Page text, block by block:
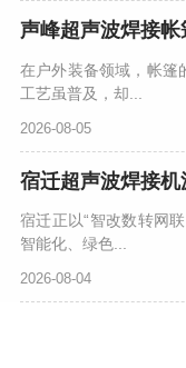
在户外装备领域，帐篷
工艺虽普及，却...
2026-08-05
宿迁正以“智改数转网
智能化、绿色...
2026-08-04